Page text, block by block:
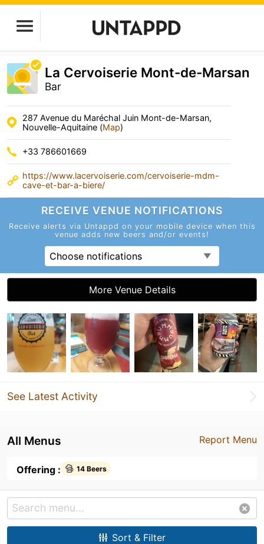
La Cervoiserie Mont-de-Marsan
Bar
287 Avenue du Maréchal Juin Mont-de-Marsan,
Nouvelle-Aquitaine (Map)
+33 786601669
https://www.lacervoiserie.com/cervoiserie-mdm-
cave-et-bar-a-biere/
RECEIVE VENUE NOTIFICATIONS
Receive alerts via Untappd on your mobile device when this
venue adds new beers and/or events!
Choose notifications
More Venue Details
See Latest Activity
Report Menu
All Menus
Offering : 14 Beers
Sort & Filter